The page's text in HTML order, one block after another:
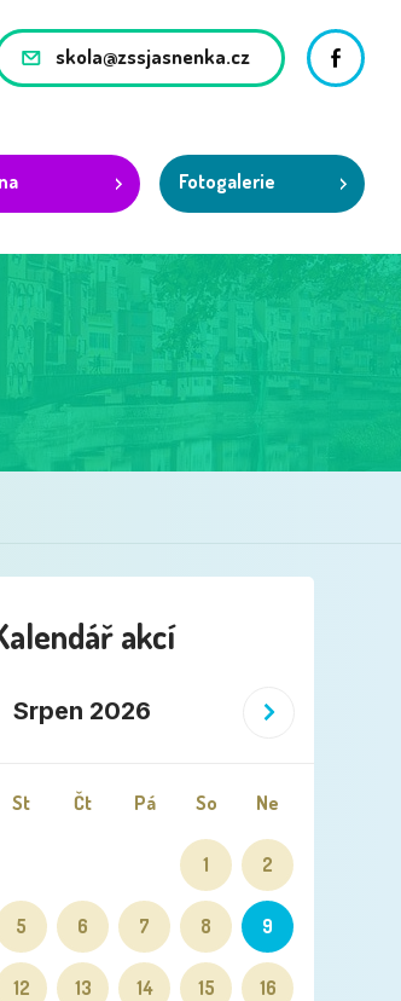
skola@zssjasnenka.cz
Fotogalerie
akcí
Srpen 2026 Následující
St Čt Pá So Ne
1 2
5 6 7 8 9
12 13 14 15 16